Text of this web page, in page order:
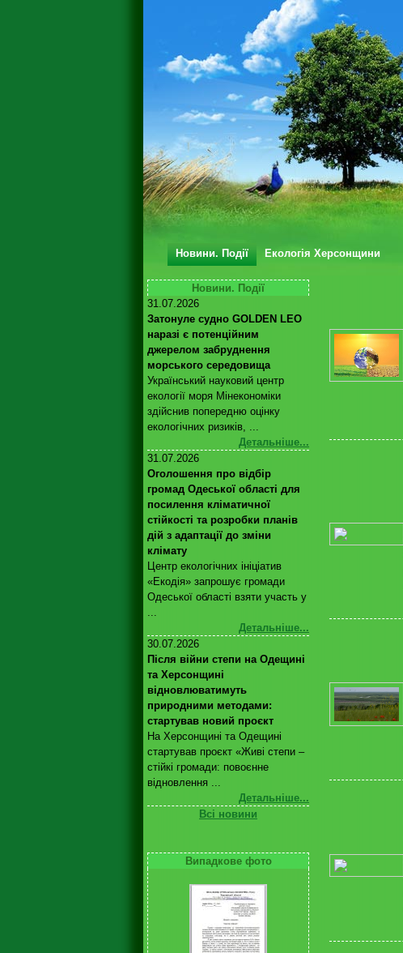
Новини. Події Екологія Херсонщини
Новини. Події
31.07.2026
Затонуле судно GOLDEN LEO
наразі є потенційним
джерелом забруднення
морського середовища
Український науковий центр
екології моря Мінекономіки
здійснив попередню оцінку
екологічних ризиків, ...
Детальніше...
31.07.2026
Оголошення про відбір
громад Одеської області для
посилення кліматичної
стійкості та розробки планів
дій з адаптації до зміни
клімату
Центр екологічних ініціатив
«Екодія» запрошує громади
Одеської області взяти участь у
...
Детальніше...
30.07.2026
Після війни степи на Одещині
та Херсонщині
відновлюватимуть
природними методами:
стартував новий проєкт
На Херсонщині та Одещині
стартував проєкт «Живі степи –
стійкі громади: повоєнне
відновлення ...
Детальніше...
Всі новини
Випадкове фото